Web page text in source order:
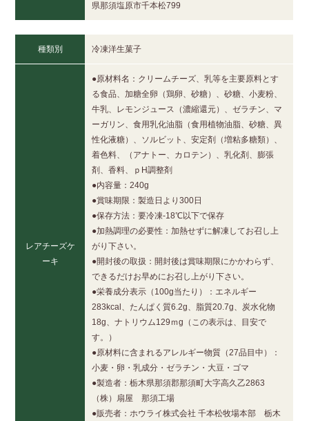
県那須塩原市千本松799
種類別 冷凍洋生菓子
レアチーズケ
ーキ
●原材料名：クリームチーズ、乳等を主要原料とす
る食品、加糖全卵（鶏卵、砂糖）、砂糖、小麦粉、
牛乳、レモンジュース（濃縮還元）、ゼラチン、マ
ーガリン、食用乳化油脂（食用植物油脂、砂糖、異
性化液糖）、ソルビット、安定剤（増粘多糖類）、
着色料、（アナトー、カロテン）、乳化剤、膨張
剤、香料、ｐH調整剤
●内容量：240g
●賞味期限：製造日より300日
●保存方法：要冷凍-18℃以下で保存
●加熱調理の必要性：加熱せずに解凍してお召し上
がり下さい。
●開封後の取扱：開封後は賞味期限にかかわらず、
できるだけお早めにお召し上がり下さい。
●栄養成分表示（100g当たり）：エネルギー
283kcal、たんぱく質6.2g、脂質20.7g、炭水化物
18g、ナトリウム129ｍg（この表示は、目安で
す。）
●原材料に含まれるアレルギー物質（27品目中）：
小麦・卵・乳成分・ゼラチン・大豆・ゴマ
●製造者：栃木県那須郡那須町大字高久乙2863
（株）扇屋 那須工場
●販売者：ホウライ株式会社 千本松牧場本部 栃木